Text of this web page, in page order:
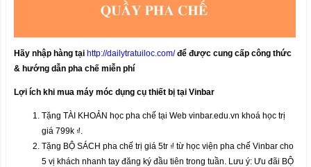
Hãy nhập hàng tại http://dailytratuiloc.com/để được cung cấp công thức
& hướng dẫn pha chế miễn phí
Lợi ích khi mua máy móc dụng cụ thiết bị tại Vinbar
Tặng TÀI KHOẢN học pha chế tại Web vinbar.edu.vn khoá học trị
giá 799k ₫.
Tặng BỘ SÁCH pha chế trị giá 5tr ₫ từ học viện pha chế Vinbar cho
5 vị khách nhanh tay đăng ký đầu tiên trong tuần. Lưu ý: Ưu đãi BỘ